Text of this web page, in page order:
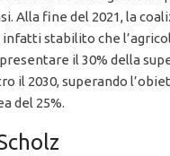
Alla fine del 2021, la
infatti stabilito che
il 30% della
il 2030, superando
del 25%.